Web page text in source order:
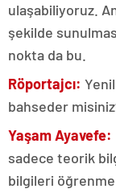
ulaşabiliyoruz.
şekilde
nokta da bu.
Röportajcı:
bahseder
Yaşam Ayavefe:
sadece teorik
bilgileri